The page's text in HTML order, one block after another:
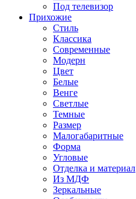
Под телевизор
Прихожие
Стиль
Классика
Современные
Модерн
Цвет
Белые
Венге
Светлые
Темные
Размер
Малогабаритные
Форма
Угловые
Отделка и материал
Из МДФ
Зеркальные